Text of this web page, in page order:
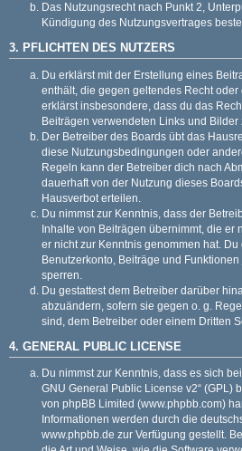
Das Nutzungsrecht nach Punkt 2,
Kündigung des Nutzungsvertrages
3. PFLICHTEN DES NUTZERS
Du erklärst mit der Erstellung eines
enthält, die gegen geltendes Recht
erklärst insbesondere, dass du das
Beiträgen verwendeten Links und Bilder
Der Betreiber des Boards übt das
diese Nutzungsbedingungen oder
Regeln kann der Betreiber dich nach
dauerhaft von der Nutzung dieses
Hausverbot erteilen.
Du nimmst zur Kenntnis, dass der
Inhalte von Beiträgen übernimmt, die er
er nicht zur Kenntnis genommen hat.
Benutzerkonto, Beiträge und
sperren.
Du gestattest dem Betreiber darüber
abzuändern, sofern sie gegen o. g.
sind, dem Betreiber oder einem Dritten
4. GENERAL PUBLIC LICENSE
Du nimmst zur Kenntnis, dass es sich
GNU General Public License v2“ (GPL)
von phpBB Limited (www.phpbb.com)
Informationen werden durch die
www.phpbb.de zur Verfügung gestellt.